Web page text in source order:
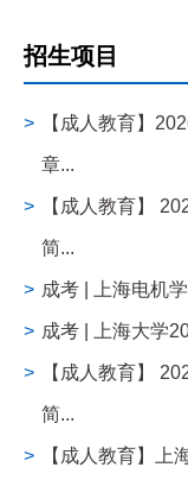
招生项目
> 【成人教育】
章...
> 【成人教育】
简...
> 成考 | 上海电机
> 成考 | 上海大学
> 【成人教育】
简...
> 【成人教育】上